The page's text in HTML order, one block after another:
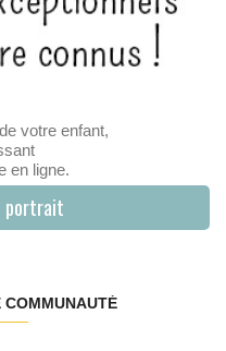
votre enfant,
en ligne.
portrait
COMMUNAUTÉ